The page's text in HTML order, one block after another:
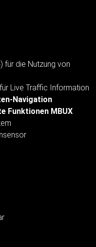
für die Nutzung von
Live Traffic Information
Navigation
Funktionen MBUX